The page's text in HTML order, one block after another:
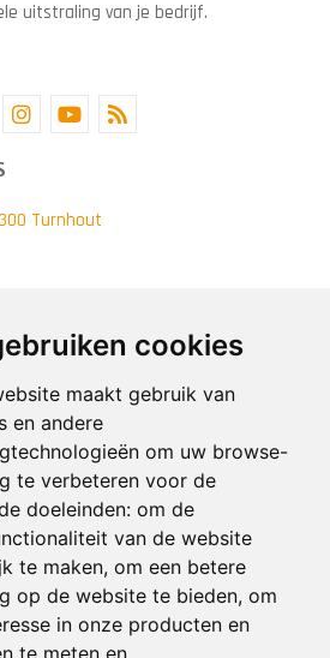
cookies
maakt gebruik van
en andere
om uw browse-
te verbeteren voor de
doeleinden: om de
van de website
te maken, om een betere
op de website te bieden, om
in onze producten en
te meten en
uitstraling van je bedrijf.
Turnhout
het Najaar! 14/10 in Antwerp Expo